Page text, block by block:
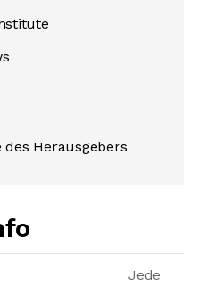
des Herausgebers
Jede